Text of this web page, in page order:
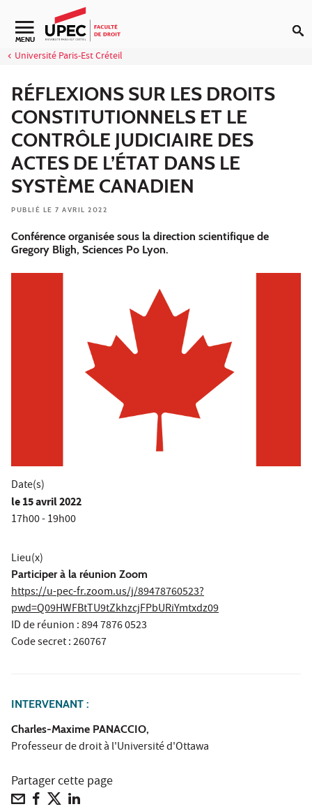
Aller au contenu
Navigation secondaire
MENU
Université Paris-Est Créteil
RÉFLEXIONS SUR LES DROITS
CONSTITUTIONNELS ET LE
CONTRÔLE JUDICIAIRE DES
ACTES DE L’ÉTAT DANS LE
SYSTÈME CANADIEN
PUBLIÉ LE 7 AVRIL 2022
Conférence organisée sous la direction scientifique de
Gregory Bligh, Sciences Po Lyon.
Date(s)
le15 avril 2022
17h00 - 19h00
Lieu(x)
Participer à la réunion Zoom
https://u-pec-fr.zoom.us/j/89478760523?
pwd=Q09HWFBtTU9tZkhzcjFPbURiYmtxdz09
ID de réunion : 894 7876 0523
Code secret : 260767
INTERVENANT :
Charles-Maxime PANACCIO,
Professeur de droit à l'Université d'Ottawa
Partager cette page